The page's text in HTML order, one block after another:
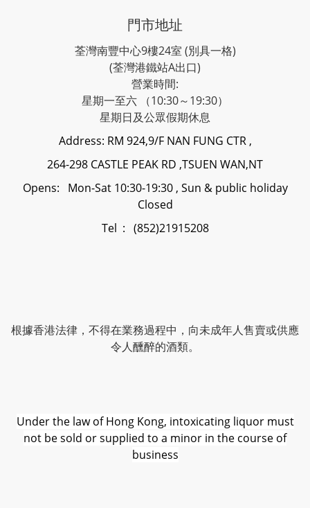
門市地址
荃灣南豐中心9樓24室 (別具一格)
(荃灣港鐵站A出口)
營業時間:
星期一至六 （10:30～19:30）
星期日及公眾假期休息
Address: RM 924,9/F NAN FUNG CTR ,
264-298 CASTLE PEAK RD ,TSUEN WAN,NT
Opens: Mon-Sat 10:30-19:30 , Sun & public holiday
Closed
Tel : (852)21915208
根據香港法律，不得在業務過程中，向未成年人售賣或供應
令人醺醉的酒類。
Under the law of Hong Kong, intoxicating liquor must
not be sold or supplied to a minor in the course of
business